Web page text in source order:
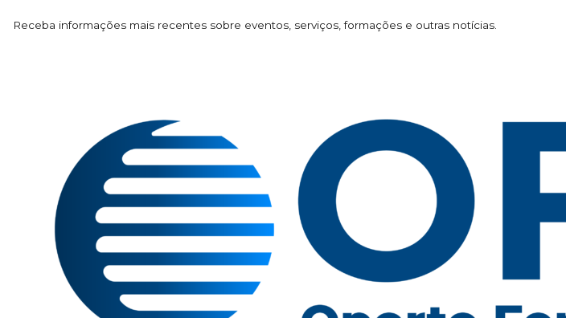
Receba informações mais recentes sobre eventos, serviços, formações e outras notícias.